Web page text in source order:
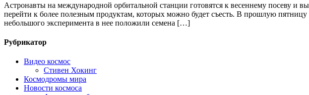
Астронавты на международной орбитальной станции готовятся к весеннему посеву
перейти к более полезным продуктам, которых можно будет съесть. В прошлую пятницу
небольшого эксперимента в нее положили семена […]
Рубрикатор
Видео космос
Стивен Хокинг
Космодромы мира
Новости космоса